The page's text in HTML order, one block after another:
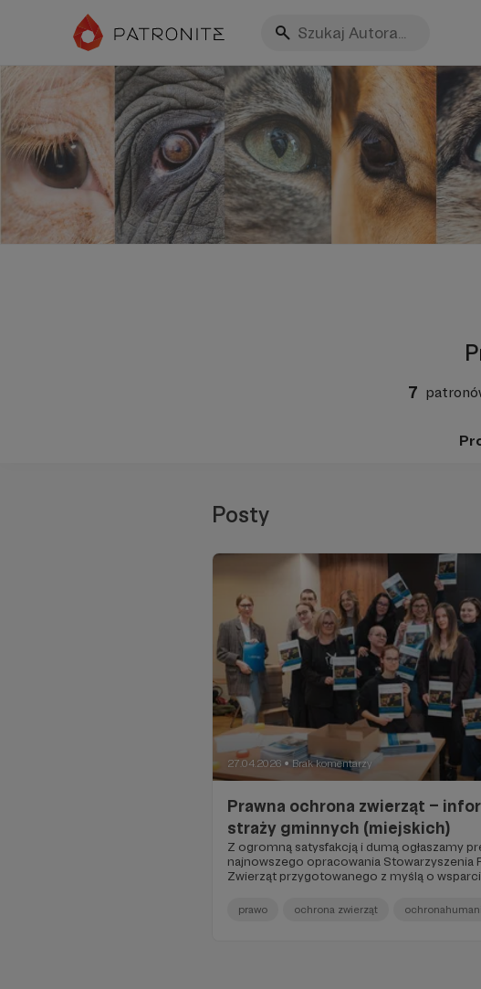
7
Posty
27.04.2026 ● Brak komentarzy
Prawna ochrona zwierząt –
straży gminnych (miejskich)
Z ogromną satysfakcją i dumą ogłaszamy
najnowszego opracowania Stowarzyszenia
Zwierząt przygotowanego z myślą o
Polsce.
prawo ochrona zwierząt